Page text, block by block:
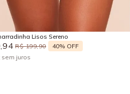
Lisos Sereno
,94 R$ 199,90 40% OFF
sem juros